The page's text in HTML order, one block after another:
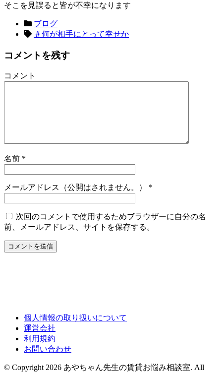
そこを見誤ると皆が不幸になります
ブログ
＃何が相手にとって幸せか
コメントを残す
コメント
名前 *
メールアドレス（公開はされません。） *
次回のコメントで使用するためブラウザーに自分の名
前、メールアドレス、サイトを保存する。
個人情報の取り扱いについて
運営会社
利用規約
お問い合わせ
© Copyright 2026 あやちゃん先生の賃貸お悩み相談室. All